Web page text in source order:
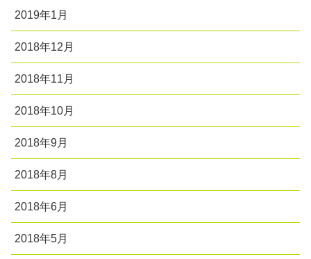
2019年1月
2018年12月
2018年11月
2018年10月
2018年9月
2018年8月
2018年6月
2018年5月